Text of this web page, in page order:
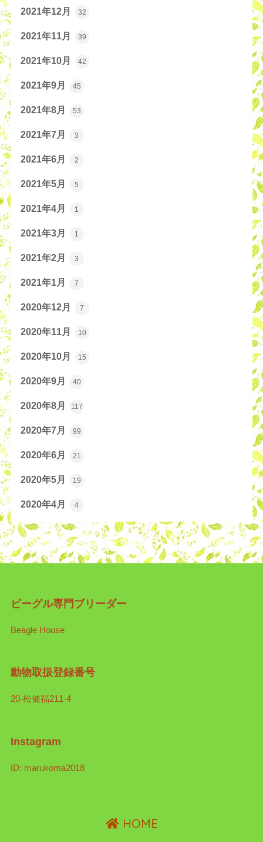
2021年12月 32
2021年11月 39
2021年10月 42
2021年9月 45
2021年8月 53
2021年7月 3
2021年6月 2
2021年5月 5
2021年4月 1
2021年3月 1
2021年2月 3
2021年1月 7
2020年12月 7
2020年11月 10
2020年10月 15
2020年9月 40
2020年8月 117
2020年7月 99
2020年6月 21
2020年5月 19
2020年4月 4
ビーグル専門ブリーダー
Beagle House
動物取扱登録番号
20-松健福211-4
Instagram
ID: marukoma2018
HOME